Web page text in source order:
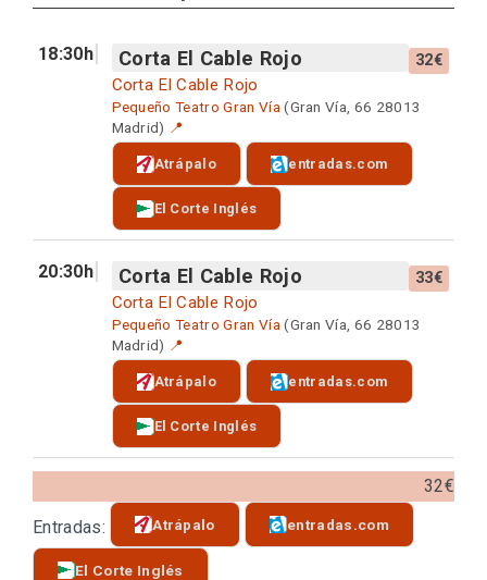
18:30h Corta El Cable Rojo 32€
Corta El Cable Rojo
Pequeño Teatro Gran Vía (Gran Vía, 66 28013
Madrid) 📍
Atrápalo entradas.com
El Corte Inglés
20:30h Corta El Cable Rojo 33€
Corta El Cable Rojo
Pequeño Teatro Gran Vía (Gran Vía, 66 28013
Madrid) 📍
Atrápalo entradas.com
El Corte Inglés
32€
Entradas:
Atrápalo entradas.com
El Corte Inglés